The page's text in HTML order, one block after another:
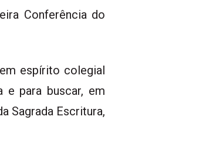
Conferência do
espírito colegial
e para buscar, em
Sagrada Escritura,